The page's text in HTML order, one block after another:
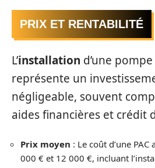
PRIX ET RENTABILITÉ
L’installation d’une
représente un
négligeable, souvent
aides financières et crédit
Prix moyen : Le coût d’une
000 € et 12 000 €, incluant